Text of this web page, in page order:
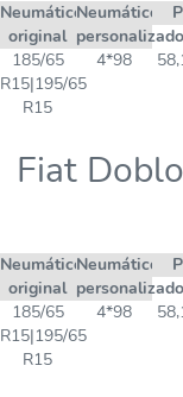
Neumático
original
Neumático
personalizado
185/65
R15|195/65
R15
4*98
Fiat
Neumático
original
Neumático
personalizado
185/65
R15|195/65
R15
4*98